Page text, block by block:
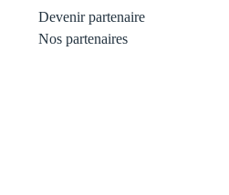
Devenir partenaire
Nos partenaires